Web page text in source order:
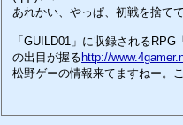
あれかい、やっぱ、初戦を捨て
「GUILD01」に収録される
の出目が握る http://
松野ゲーの情報来てますねー。